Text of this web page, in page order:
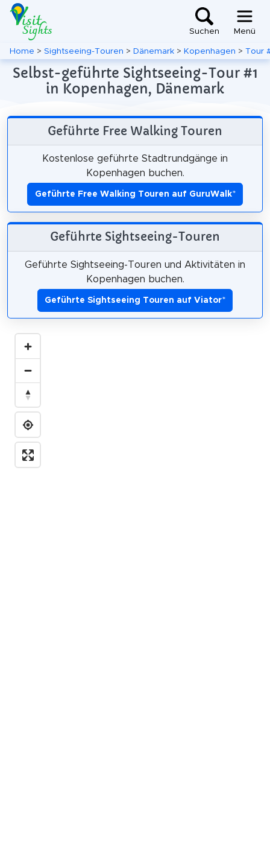
Suchen Menü
Home > Sightseeing-Touren > Dänemark > Kopenhagen > Tour
Selbst-geführte Sightseeing-Tour #1
in Kopenhagen, Dänemark
Geführte Free Walking Touren
Kostenlose geführte Stadtrundgänge in
Kopenhagen buchen.
Geführte Free Walking Touren auf GuruWalk*
Geführte Sightseeing-Touren
Geführte Sightseeing-Touren und Aktivitäten in
Kopenhagen buchen.
Geführte Sightseeing Touren auf Viator*